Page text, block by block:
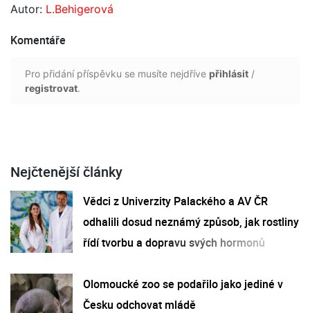
Autor: L.Behigerová
Komentáře
Pro přidání příspěvku se musíte nejdříve přihlásit /
registrovat.
Nejčtenější články
Vědci z Univerzity Palackého a AV ČR
odhalili dosud neznámý způsob, jak rostliny
řídí tvorbu a dopravu svých hormonů
Olomoucké zoo se podařilo jako jediné v
Česku odchovat mládě